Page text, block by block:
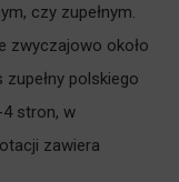
czy zupełnym.
zwyczajowo około
polskiego
stron, w
zawiera